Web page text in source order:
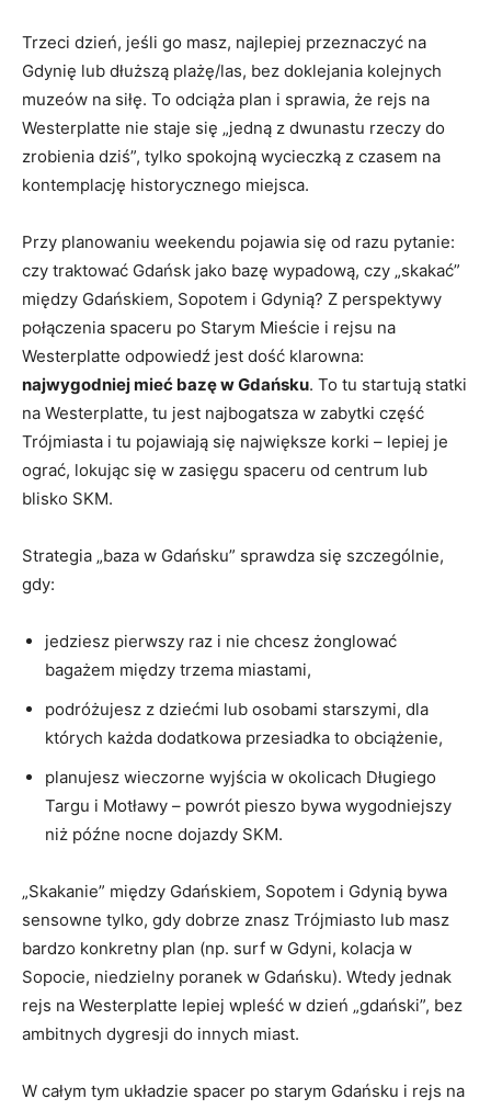
Trzeci dzień, jeśli go masz, najlepiej przeznaczyć na
Gdynię lub dłuższą plażę/las, bez doklejania kolejnych
muzeów na siłę. To odciąża plan i sprawia, że rejs na
Westerplatte nie staje się „jedną z dwunastu rzeczy do
zrobienia dziś”, tylko spokojną wycieczką z czasem na
kontemplację historycznego miejsca.
Przy planowaniu weekendu pojawia się od razu pytanie:
czy traktować Gdańsk jako bazę wypadową, czy „skakać”
między Gdańskiem, Sopotem i Gdynią? Z perspektywy
połączenia spaceru po Starym Mieście i rejsu na
Westerplatte odpowiedź jest dość klarowna:
najwygodniej mieć bazę w Gdańsku. To tu startują statki
na Westerplatte, tu jest najbogatsza w zabytki część
Trójmiasta i tu pojawiają się największe korki – lepiej je
ograć, lokując się w zasięgu spaceru od centrum lub
blisko SKM.
Strategia „baza w Gdańsku” sprawdza się szczególnie,
gdy:
jedziesz pierwszy raz i nie chcesz żonglować
bagażem między trzema miastami,
podróżujesz z dziećmi lub osobami starszymi, dla
których każda dodatkowa przesiadka to obciążenie,
planujesz wieczorne wyjścia w okolicach Długiego
Targu i Motławy – powrót pieszo bywa wygodniejszy
niż późne nocne dojazdy SKM.
„Skakanie” między Gdańskiem, Sopotem i Gdynią bywa
sensowne tylko, gdy dobrze znasz Trójmiasto lub masz
bardzo konkretny plan (np. surf w Gdyni, kolacja w
Sopocie, niedzielny poranek w Gdańsku). Wtedy jednak
rejs na Westerplatte lepiej wpleść w dzień „gdański”, bez
ambitnych dygresji do innych miast.
W całym tym układzie spacer po starym Gdańsku i rejs na